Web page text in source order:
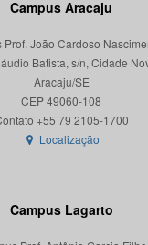
Campus Aracaju
Prof. João Cardoso
Batista, s/n, Cidade
Aracaju/SE
CEP 49060-108
Localização
Campus Lagarto